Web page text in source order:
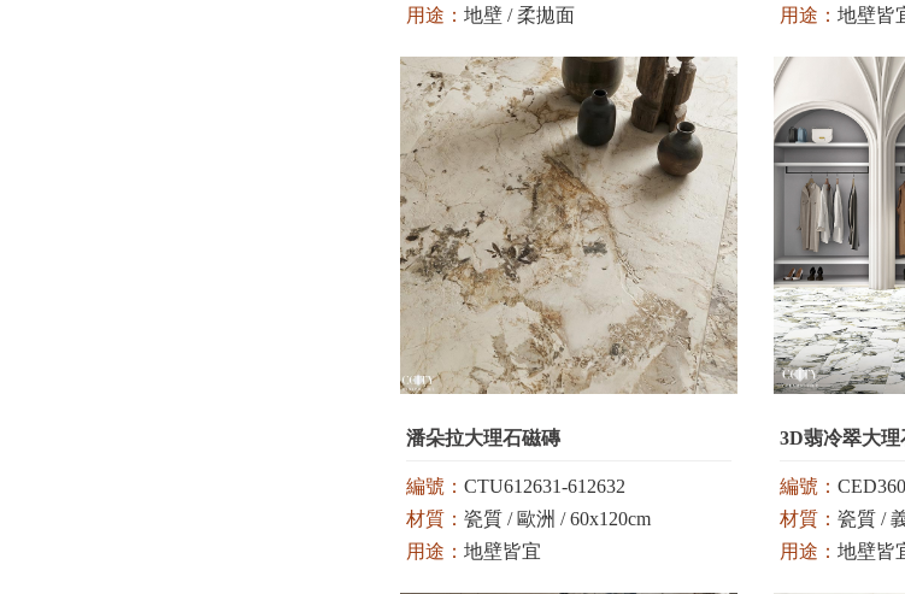
用途： 地壁 / 柔拋面
用途： 地壁皆
潘朵拉大理石磁磚
編號： CTU612631-612632
材質： 瓷質 / 歐洲 / 60x120cm
用途： 地壁皆宜
3D翡冷翠大理
編號：
材質： 瓷質 /
用途： 地壁皆